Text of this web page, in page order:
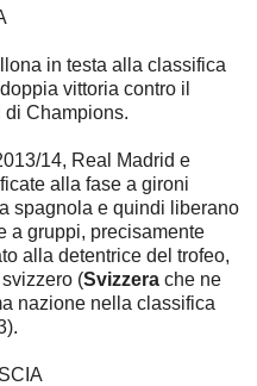
in testa alla classifica
vittoria contro il
di Champions.
14, Real Madrid e
alla fase a gironi
spagnola e quindi liberano
a gruppi, precisamente
alla detentrice del trofeo,
(Svizzera che ne
nazione nella classifica